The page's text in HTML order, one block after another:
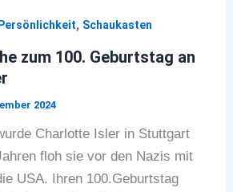
Persönlichkeit, Schaukasten
zum 100. Geburtstag an
2024
Charlotte Isler in Stuttgart
floh sie vor den Nazis mit
USA. Ihren 100.Geburtstag